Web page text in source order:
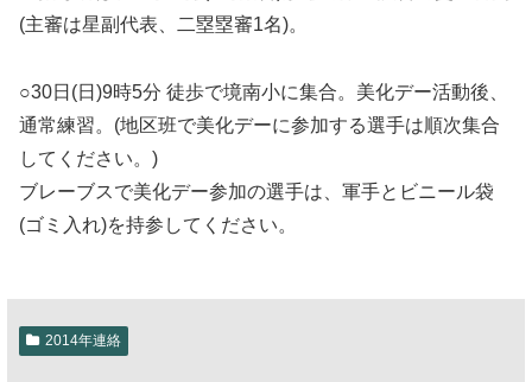
(主審は星副代表、二塁塁審1名)。
○30日(日)9時5分 徒歩で境南小に集合。美化デー活動後、
通常練習。(地区班で美化デーに参加する選手は順次集合
してください。)
ブレーブスで美化デー参加の選手は、軍手とビニール袋
(ゴミ入れ)を持参してください。
2014年連絡